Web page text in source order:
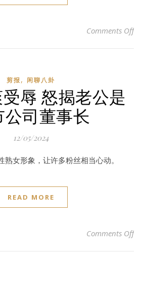
Comments Offon
剪报, 闲聊八卦
辱 怒揭老公是
公司董事长
12/05/2024
熟女形象，让许多粉丝相当心动。
READ MORE
Comments Offon